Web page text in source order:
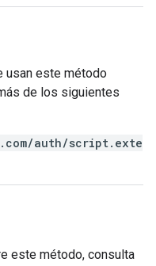
usan este método
de los siguientes
auth/script.exte
este método, consulta